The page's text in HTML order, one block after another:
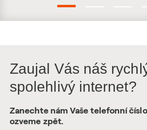
Zaujal Vás náš
spolehlivý internet?
Zanechte nám Vaše telefonní
ozveme zpět.